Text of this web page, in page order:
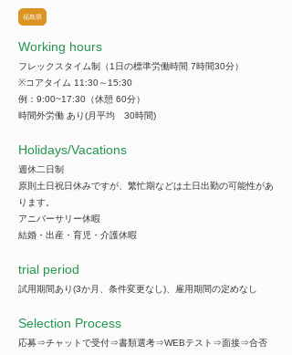
福島県
Working hours
フレックスタイム制（1日の標準労働時間 7時間30分）
※コアタイム 11:30～15:30
例：9:00~17:30（休憩 60分）
時間外労働 あり(月平均 30時間)
​Holidays/Vacations
週休二日制
原則土日祝日休みですが、繁忙期などは土日出勤の可能性があ
ります。
アニバーサリー休暇
結婚・出産・育児・介護休暇
trial period
試用期間あり(3か月、条件変更なし)、雇用期間の定めなし
Selection Process
応募⇒チャットで受付⇒書類選考⇒WEBテスト⇒面接⇒合否